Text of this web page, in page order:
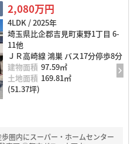
2,080万円
4LDK / 2025年
埼玉県比企郡吉見町東野1丁目 6-
11他
ＪＲ高崎線 鴻巣 バス17分停歩8分
建物面積 97.59㎡
土地面積 169.81㎡
(51.37坪)
圏内にスーパー・ホームセンター